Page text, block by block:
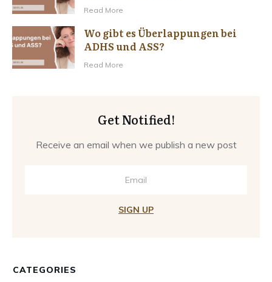
Read More
Wo gibt es Überlappungen bei
ADHS und ASS?
Read More
Get Notified!
Receive an email when we publish a new post
SIGN UP
CATEGORIES